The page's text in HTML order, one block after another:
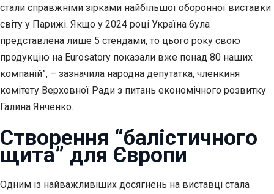
стали справжніми зірками найбільшої оборонної виставки
світу у Парижі. Якщо у 2024 році Україна була
представлена лише 5 стендами, то цього року свою
продукцію на Eurosatory показали вже понад 80 наших
компаній”, – зазначила народна депутатка, членкиня
комітету Верховної Ради з питань економічного розвитку
Галина Янченко.
Створення “балістичного
щита” для Європи
Одним із найважливіших досягнень на виставці стала